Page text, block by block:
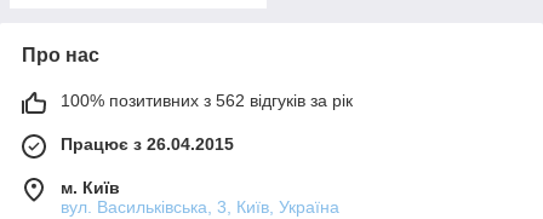
Про нас
100% позитивних з 562 відгуків за рік
Працює з 26.04.2015
м. Київ
вул. Васильківська, 3, Київ, Україна